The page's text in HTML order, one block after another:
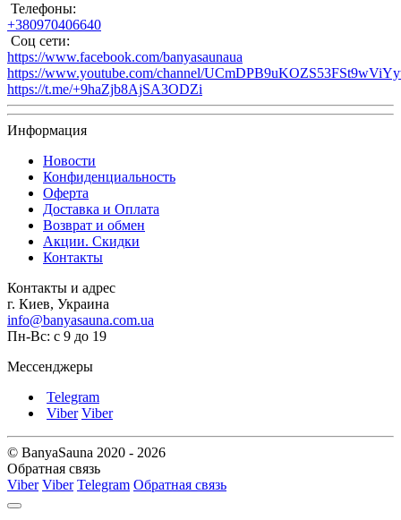
Телефоны:
+380970406640
Соц сети:
https://www.facebook.com/banyasaunaua
https://www.youtube.com/channel/
https://t.me/+9haZjb8AjSA3ODZi
Информация
Новости
Конфиденциальность
Оферта
Доставка и Оплата
Возврат и обмен
Акции. Скидки
Контакты
Контакты и адрес
г. Киев, Украина
info@banyasauna.com.ua
Пн-Вс: с 9 до 19
Мессенджеры
Telegram
Viber Viber
© BanyaSauna 2020 - 2026
Обратная связь
Viber Viber Telegram Обратная связь